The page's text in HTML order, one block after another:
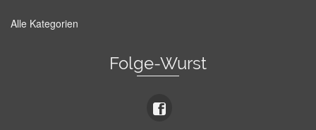
Alle Kategorien
Folge-Wurst